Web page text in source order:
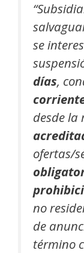
se
días,
desde la
ofertas/
no
de
término